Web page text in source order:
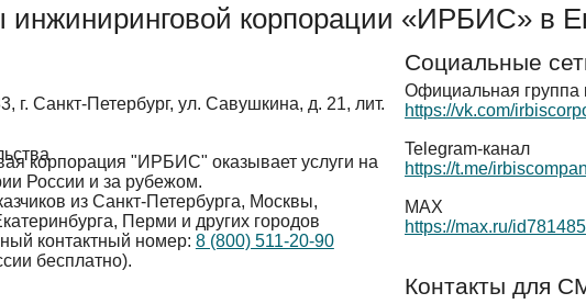
инжиниринговой корпорации «ИРБИС» в
г. Санкт-Петербург, ул. Савушкина, д. 21, лит.
корпорация "ИРБИС" оказывает услуги на
России и за рубежом.
из Санкт-Петербурга, Москвы,
Перми и других городов
контактный номер: 8 (800) 511-20-90
бесплатно).
Социальные
Официальная группа
https://vk.com/
Telegram-канал
https://t.me/
MAX
https://max.ru/
Контакты для